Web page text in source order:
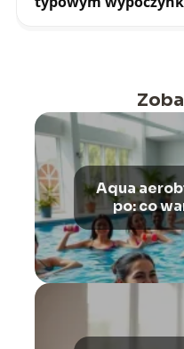
Aqua
po: co